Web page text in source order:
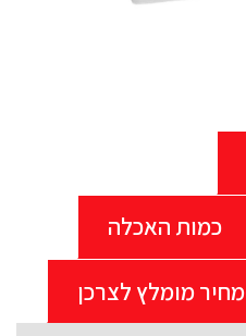
כמות האכלה
מחיר מומלץ לצרכן